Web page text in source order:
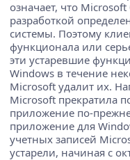
означает, что
разработкой
системы. Поэтому
функционала или
эти устаревшие
Windows в течение
Microsoft удалит их.
Microsoft прекратила
приложение по-
приложение для
учетных записей
устарели, начиная с